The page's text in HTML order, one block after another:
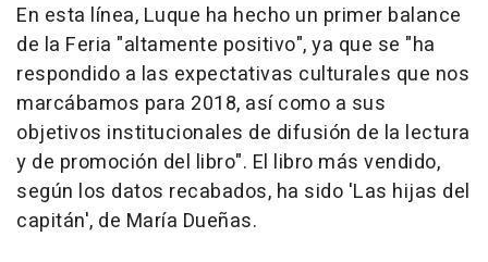
En esta línea, Luque ha hecho un primer balance
de la Feria "altamente positivo", ya que se "ha
respondido a las expectativas culturales que nos
marcábamos para 2018, así como a sus
objetivos institucionales de difusión de la lectura
y de promoción del libro". El libro más vendido,
según los datos recabados, ha sido 'Las hijas del
capitán', de María Dueñas.